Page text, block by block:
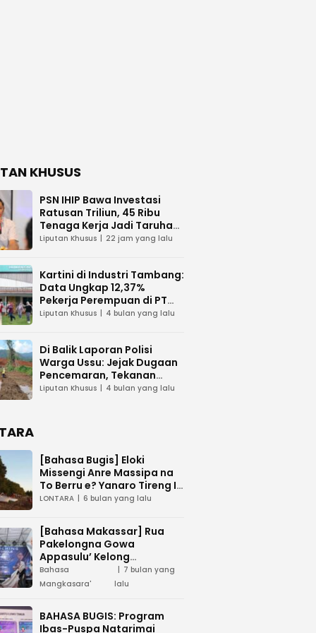
KHUSUS
PSN IHIP Bawa Investasi
Ratusan Triliun, 45 Ribu
Tenaga Kerja Jadi Taruhan
di Balik Polemik Lahan Laoli
Liputan Khusus 22 jam yang lalu
Kartini di Industri Tambang:
Data Ungkap 12,37%
Pekerja Perempuan di PT
Vale Indonesia
Liputan Khusus 4 bulan yang lalu
Di Balik Laporan Polisi
Warga Ussu: Jejak Dugaan
Pencemaran, Tekanan
Hukum, dan Desakan
Liputan Khusus 4 bulan yang lalu
[Bahasa Bugis] ‎Eloki
Missengi Anre Massipa na
To Berru e? Yanaro Tireng I
Tunue
LONTARA 6 bulan yang lalu
[Bahasa Makassar] Rua
Pakelongna Gowa
Appasulu’ Kelong
Mangkasara’ “Teai Jodota”
na “Tepo’ Jarung”
Bahasa
Mangkasara'
7 bulan yang
lalu
BAHASA BUGIS: Program
Ibas-Puspa Natarimai